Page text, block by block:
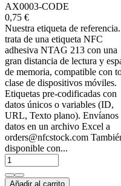
AX0003-CODE
0,75 €
Nuestra etiqueta de
trata de una etiqueta NFC
adhesiva NTAG 213 con una
gran distancia de lectura y
de memoria, compatible con
clase de dispositivos móviles.
Etiquetas pre-codificadas con
datos únicos o variables (ID,
URL, Texto plano). Envíanos
datos en un archivo Excel a
orders@nfcstock.com
disponible con...
Añadir al carrito